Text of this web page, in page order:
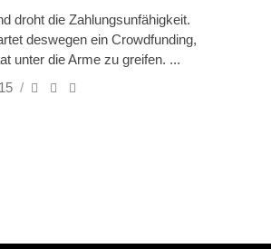
droht die Zahlungsunfähigkeit.
deswegen ein Crowdfunding,
unter die Arme zu greifen.